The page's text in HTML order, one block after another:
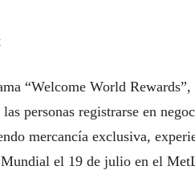
“Welcome World
personas registrarse en
mercancía exclusiva,
el 19 de julio en el